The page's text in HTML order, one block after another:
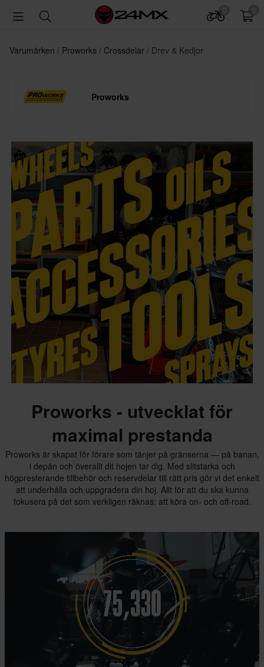
Varumärken Proworks Crossdelar Drev & Kedjor
Proworks
Proworks - utvecklat för
maximal prestanda
Proworks är skapat för förare som tänjer på gränserna — på banan,
i depån och överallt dit hojen tar dig. Med slitstarka och
högpresterande tillbehör och reservdelar till rätt pris gör vi det enkelt
att underhålla och uppgradera din hoj. Allt för att du ska kunna
fokusera på det som verkligen räknas: att köra on- och off-road.